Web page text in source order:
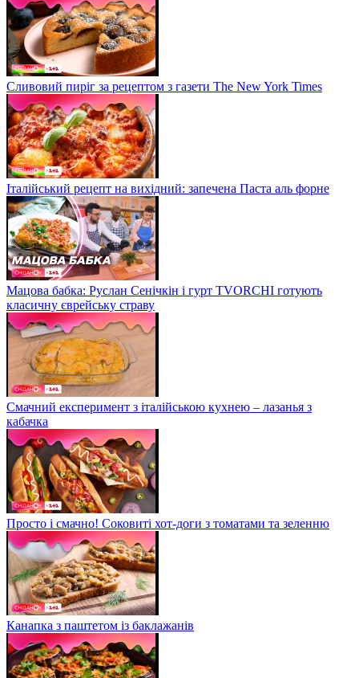
Сливовий пиріг за рецептом з газети The New York Times
Італійський рецепт на вихідний: запечена Паста аль форне
Мацова бабка: Руслан Сенічкін і гурт TVORCHI готують
класичну єврейську страву
Смачний експеримент з італійською кухнею – лазанья з
кабачка
Просто і смачно! Соковиті хот-доги з томатами та зеленню
Канапка з паштетом із баклажанів